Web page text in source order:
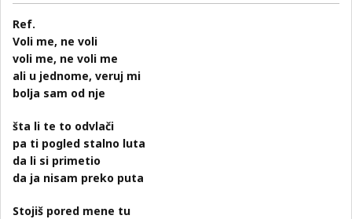
Ref.
Voli me, ne voli
voli me, ne voli me
ali u jednome, veruj mi
bolja sam od nje
šta li te to odvlači
pa ti pogled stalno luta
da li si primetio
da ja nisam preko puta
Stojiš pored mene tu